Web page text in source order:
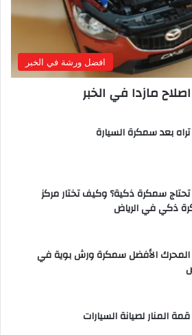
افضل ورشة في الخبر
مازدا في الخبر
تراه بعد سمكرة السيارة
سمكرة ذكية؟ وكيف تختار مركز
ذكي في الرياض
المحرك الأفضل سمكرة ورش بوية في
المنار لصيانة السيارات